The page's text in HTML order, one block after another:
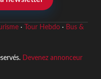
· Tour Hebdo· Bus &
Devenez annonceur